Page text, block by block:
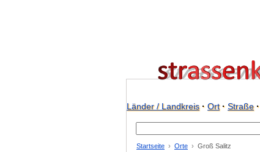
Länder / Landkreis· Ort· Straße·
Startseite Orte Groß Salitz